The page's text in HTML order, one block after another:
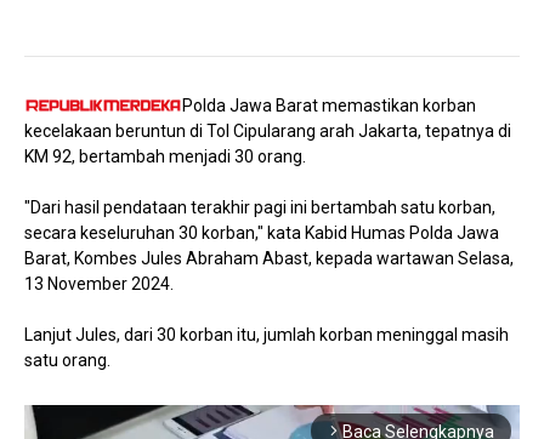
Polda Jawa Barat memastikan korban
kecelakaan beruntun di Tol Cipularang arah Jakarta, tepatnya di
KM 92, bertambah menjadi 30 orang.
"Dari hasil pendataan terakhir pagi ini bertambah satu korban,
secara keseluruhan 30 korban," kata Kabid Humas Polda Jawa
Barat, Kombes Jules Abraham Abast, kepada wartawan Selasa,
13 November 2024.
Lanjut Jules, dari 30 korban itu, jumlah korban meninggal masih
satu orang.
arrow_forward_ios Baca Selengkapnya